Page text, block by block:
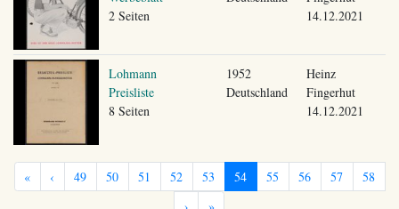
2 Seiten
14.12.2021
Lohmann
Preisliste
8 Seiten
1952
Deutschland
Heinz
Fingerhut
14.12.2021
« ‹ 49 50 51 52 53 54 55 56 57
58
›
»